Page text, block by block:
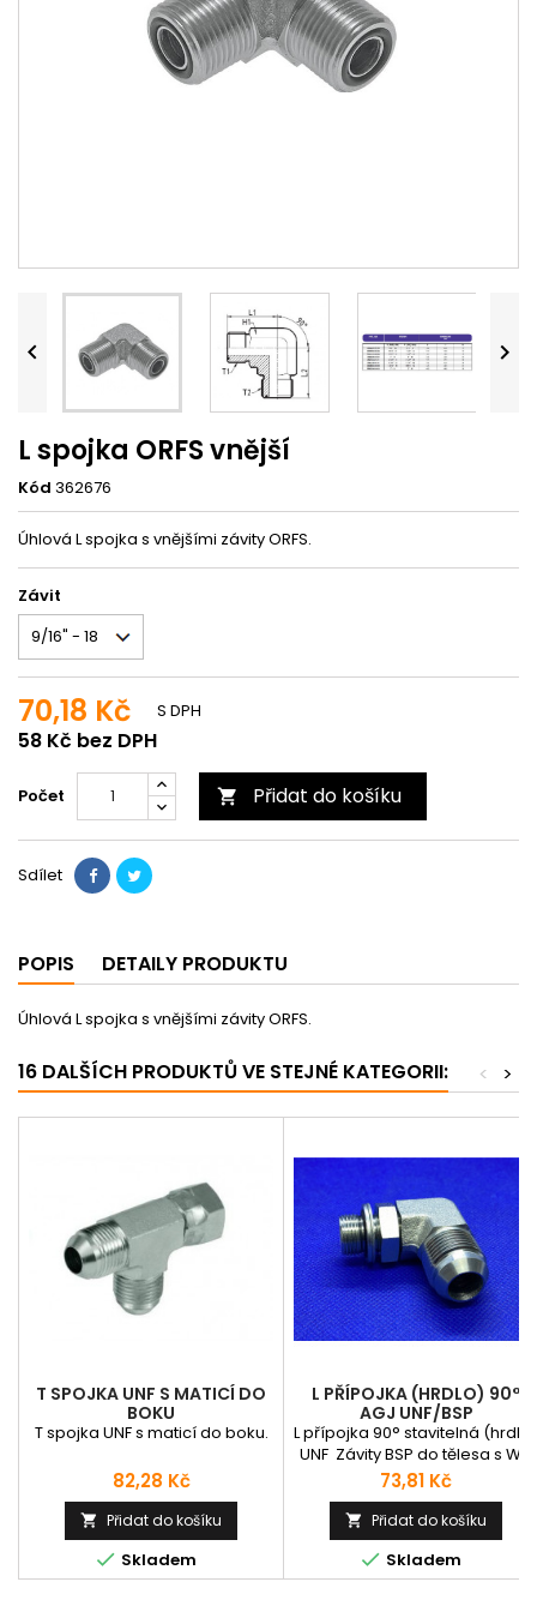
 
L spojka ORFS vnější
Kód 362676
Úhlová L spojka s vnějšími závity ORFS.
Závit
70,18 Kč
58 Kč bez DPH
S DPH
Počet  Přidat do košíku
Sdílet
POPIS DETAILY PRODUKTU
Úhlová L spojka s vnějšími závity ORFS.
16 DALŠÍCH PRODUKTŮ VE STEJNÉ KATEGORII: >
<
T SPOJKA UNF S MATICÍ DO
BOKU
T spojka UNF s maticí do boku.
Cena
82,28 Kč
 Přidat do košíku
 Skladem
L PŘÍPOJKA (HRDLO) 90°
AGJ UNF/BSP
L přípojka 90° stavitelná (hrdlo)
UNF Závity BSP do tělesa s WD
těsněním
Cena
73,81 Kč
 Přidat do košíku
 Skladem